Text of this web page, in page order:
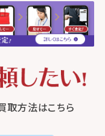
取方法はこちら